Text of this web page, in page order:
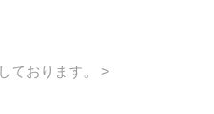
ております。